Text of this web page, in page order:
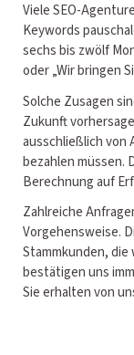
Viele SEO-
Keywords
sechs bis zwölf
oder „Wir bringen
Solche Zusagen
Zukunft
ausschließlich von
bezahlen müssen.
Berechnung auf
Zahlreiche
Vorgehensweise.
Stammkunden,
bestätigen uns
Sie erhalten von